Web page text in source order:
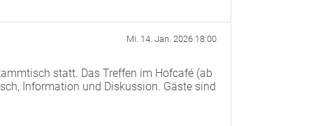
Mi. 14. Jan. 2026 18:00
statt. Das Treffen im Hofcafé (ab
Information und Diskussion. Gäste sind